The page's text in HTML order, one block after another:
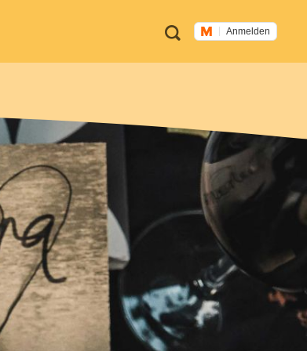
Meta
Navigation
Suche Anmelden